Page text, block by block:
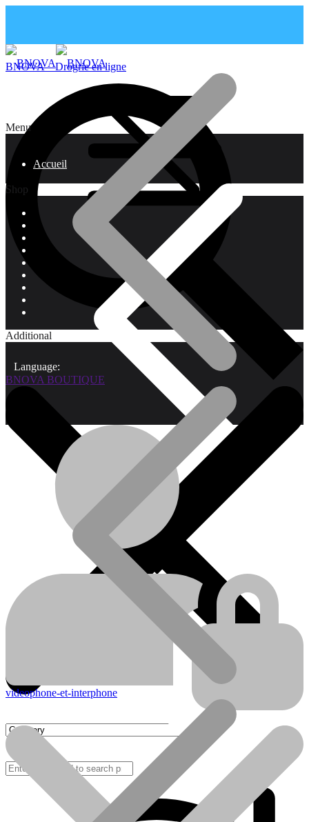
Menu
Accueil
Qui sommes-nous?
Shop
Additional
Language:
BNOVA – Drogrie en ligne
BNOVA BOUTIQUE
videophone-et-interphone